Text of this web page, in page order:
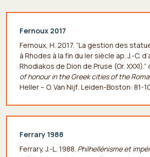
Fernoux 2017
Fernoux, H. 2017. “La gestion des
à Rhodes à la fin du Ier siècle ap. J.-C.
Rhodiakos de Dion de Pruse (Or. XXXI).”
of honour in the Greek cities of the
Heller – O. Van Nijf. Leiden-Boston: 81-
Ferrary 1988
Ferrary, J.-L. 1988. Philhellénisme et